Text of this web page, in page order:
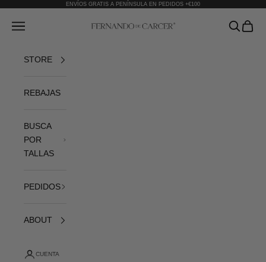
ENVÍOS GRATIS A PENÍNSULA EN PEDIDOS +€100
Fernando de Cárcer
Abrir menú de navegación AbrirAbrir
STORE
REBAJAS
BUSCA
POR
TALLAS
PEDIDOS
ABOUT
CUENTA